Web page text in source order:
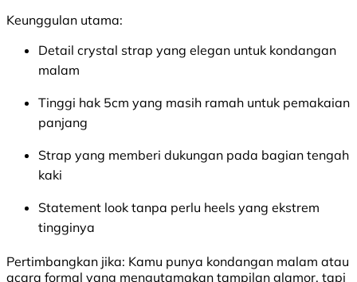
Keunggulan utama:
Detail crystal strap yang elegan untuk kondangan
malam
Tinggi hak 5cm yang masih ramah untuk pemakaian
panjang
Strap yang memberi dukungan pada bagian tengah
kaki
Statement look tanpa perlu heels yang ekstrem
tingginya
Pertimbangkan jika: Kamu punya kondangan malam atau
acara formal yang mengutamakan tampilan glamor, tapi